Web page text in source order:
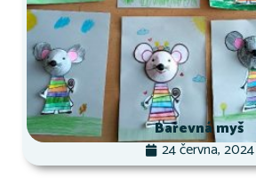
Barevná myš
24 června, 2024